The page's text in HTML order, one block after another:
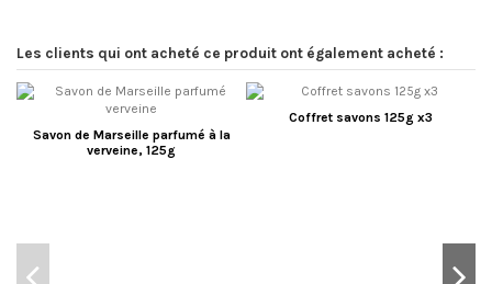
Les clients qui ont acheté ce produit ont également acheté :
Savon de Marseille parfumé à la
verveine, 125g
Coffret savons 125g x3